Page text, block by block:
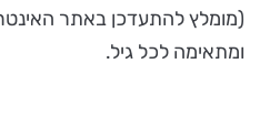
(מומלץ להתעדכן באתר
ומתאימה לכל גיל.